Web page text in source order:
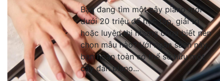
Bạn đang tìm một cây piano mới
dưới 20 triệu để học tập, giải trí
hoặc luyện thi nhưng chưa biết nên
chọn mẫu nào? Với ngân sách này,
bạn hoàn toàn có thể sở hữu một
cây đàn piano...